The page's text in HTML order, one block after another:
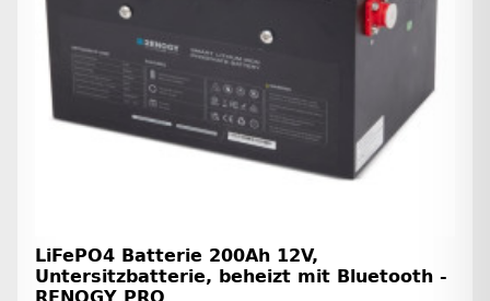
LiFePO4 Batterie 200Ah 12V,
Untersitzbatterie, beheizt mit Bluetooth -